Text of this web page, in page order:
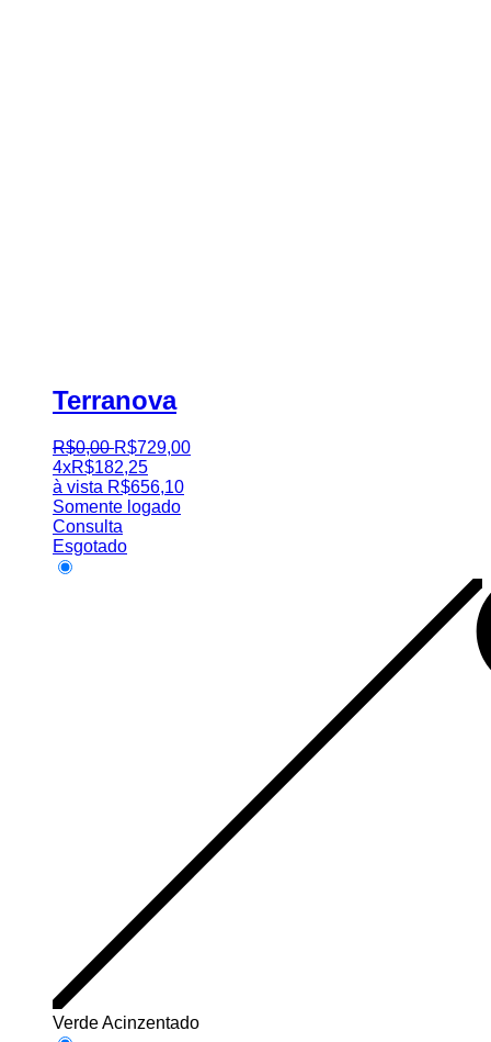
Terranova
R$0,00 R$729,00
4xR$182,25
à vista R$656,10
Somente logado
Consulta
Esgotado
Verde Acinzentado